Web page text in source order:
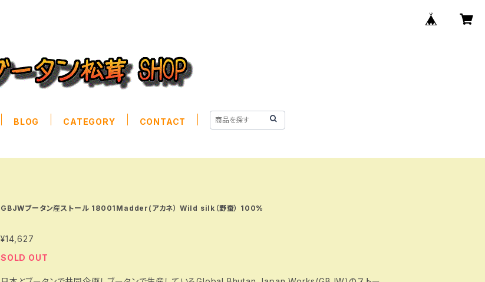
BLOG CATEGORY CONTACT
GBJWブータン産ストール 18001Madder(アカネ） Wild silk（野蚕） 100%
¥14,627
SOLD OUT